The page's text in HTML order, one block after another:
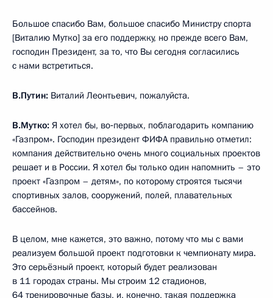
Большое спасибо Вам, большое спасибо Министру спорта
[Виталию Мутко] за его поддержку, но прежде всего Вам,
господин Президент, за то, что Вы сегодня согласились
с нами встретиться.
В.Путин: Виталий Леонтьевич, пожалуйста.
В.Мутко: Я хотел бы, во‑первых, поблагодарить компанию
«Газпром». Господин президент ФИФА правильно отметил:
компания действительно очень много социальных проектов
решает и в России. Я хотел бы только один напомнить – это
проект «Газпром – детям», по которому строятся тысячи
спортивных залов, сооружений, полей, плавательных
бассейнов.
В целом, мне кажется, это важно, потому что мы с вами
реализуем большой проект подготовки к чемпионату мира.
Это серьёзный проект, который будет реализован
в 11 городах страны. Мы строим 12 стадионов,
64 тренировочные базы, и, конечно, такая поддержка